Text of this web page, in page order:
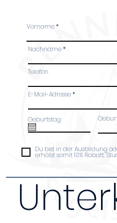
Vorname
Nachname
E-Mail-Adresse
Telefon
Geburtstag
Du bist in der Ausbildung
erhälst somit 10% Rabatt.
Da wir nur über